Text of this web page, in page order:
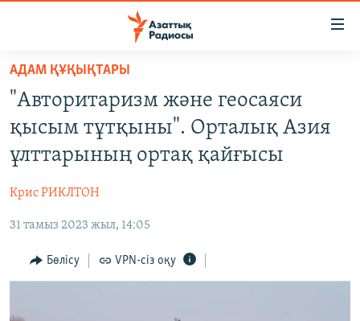
Skip
main
content
main
Navigation
Skip
Search
ЖАҢАЛЫҚТАР
АДАМ ҚҰҚЫҚТАРЫ
ӘЛЕУМЕТ
ӘЛЕМ
АДАМ ҚҰҚЫҚТАРЫ
"Авторитаризм және геосаяси
қысым тұтқыны". Орталық Азия
ұлттарының ортақ қайғысы
Крис РИКЛТОН
31 тамыз 2023 жыл, 14:05
Бөлісу VPN-сіз оқу